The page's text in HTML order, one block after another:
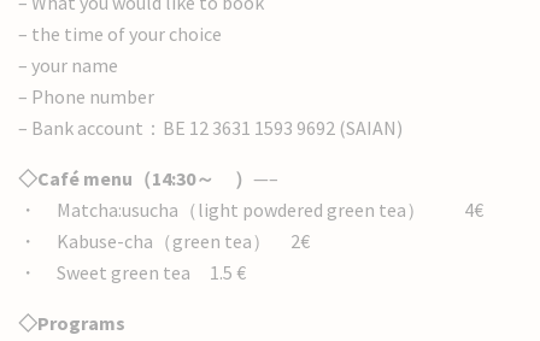
– the time of your choice
– your name
– Phone number
– Bank account：BE 12 3631 1593 9692 (SAIAN)
◇Café menu（14:30～ ） —–
・ Matcha:usucha（light powdered green tea） 4€
・ Kabuse-cha（green tea） 2€
・ Sweet green tea 1.5 €
◇Programs